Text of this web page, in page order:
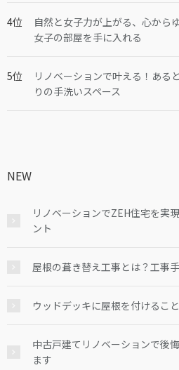
自然と女子力が上がる、心から
女子の部屋を手に入れる
リノベーションで叶える！ある
りの手洗いスペース
NEW
リノベーションでZEH住宅を実
ント
屋根の葺き替え工事とは？工事
ウッドデッキに屋根を付けるこ
中古戸建てリノベーションで後
ます